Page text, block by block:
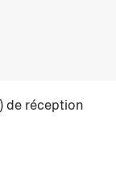
de réception